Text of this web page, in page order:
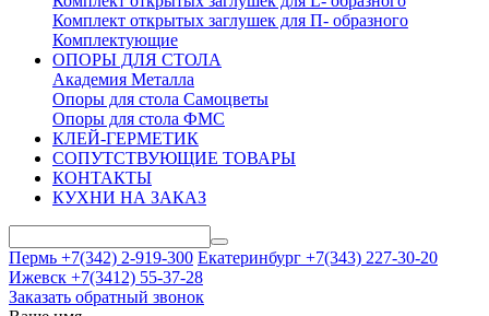
Комплект открытых заглушек для П- образного
Комплектующие
ОПОРЫ ДЛЯ СТОЛА
Академия Металла
Опоры для стола Самоцветы
Опоры для стола ФМС
КЛЕЙ-ГЕРМЕТИК
СОПУТСТВУЮЩИЕ ТОВАРЫ
КОНТАКТЫ
КУХНИ НА ЗАКАЗ
Пермь +7(342) 2-919-300 Екатеринбург +7(343) 227-30-20
Ижевск +7(3412) 55-37-28
Заказать обратный звонок